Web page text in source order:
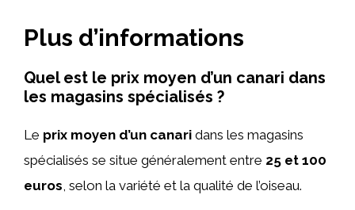
Plus d’informations
Quel est le prix moyen d’un canari dans
les magasins spécialisés ?
Le prix moyen d’un canari dans les magasins
spécialisés se situe généralement entre 25 et 100
euros, selon la variété et la qualité de l’oiseau.